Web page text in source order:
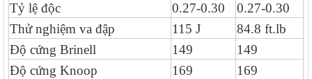
Tỷ lệ độc
0.27-0.30
0.27-0.30
Thử nghiệm va đập
115 J
84.8 ft.lb
Độ cứng Brinell
149
149
Độ cứng Knoop
169
169